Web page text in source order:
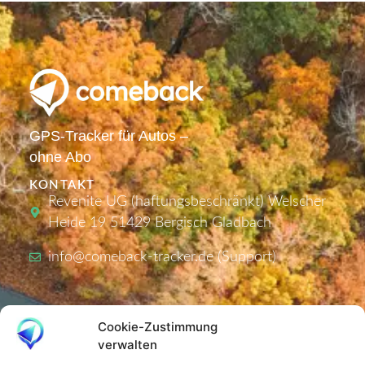
Cookie-Zustimmung
verwalten
GPS-Tracker für Autos –
ohne Abo
KONTAKT
Revenite UG (haftungsbeschränkt) Welscher
Heide 19 51429 Bergisch Gladbach
info@comeback-tracker.de (Support)
PRODUKTE
Tracker